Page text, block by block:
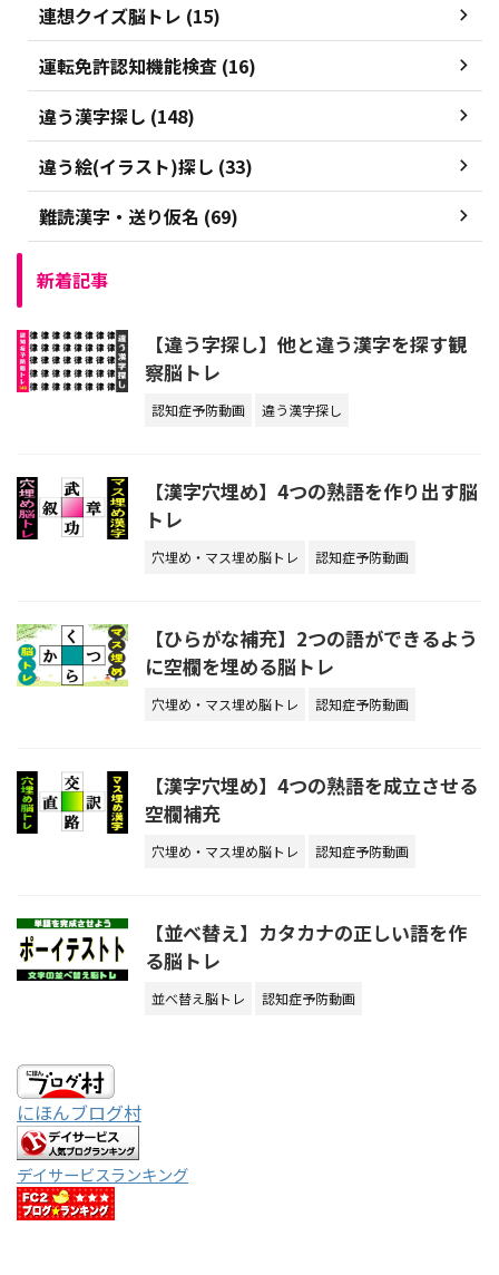
連想クイズ脳トレ (15)
運転免許認知機能検査 (16)
違う漢字探し (148)
違う絵(イラスト)探し (33)
難読漢字・送り仮名 (69)
新着記事
【違う字探し】他と違う漢字を探す観
察脳トレ
認知症予防動画 違う漢字探し
【漢字穴埋め】4つの熟語を作り出す脳
トレ
穴埋め・マス埋め脳トレ 認知症予防動画
【ひらがな補充】2つの語ができるよう
に空欄を埋める脳トレ
穴埋め・マス埋め脳トレ 認知症予防動画
【漢字穴埋め】4つの熟語を成立させる
空欄補充
穴埋め・マス埋め脳トレ 認知症予防動画
【並べ替え】カタカナの正しい語を作
る脳トレ
並べ替え脳トレ 認知症予防動画
にほんブログ村
デイサービスランキング